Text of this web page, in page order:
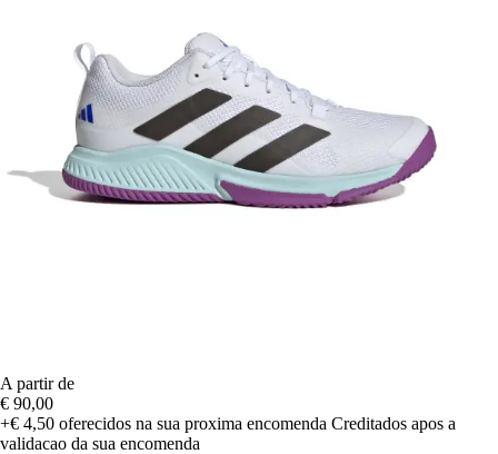
A partir de
€ 90,00
+€ 4,50 oferecidos na sua proxima encomenda Creditados apos a
validacao da sua encomenda